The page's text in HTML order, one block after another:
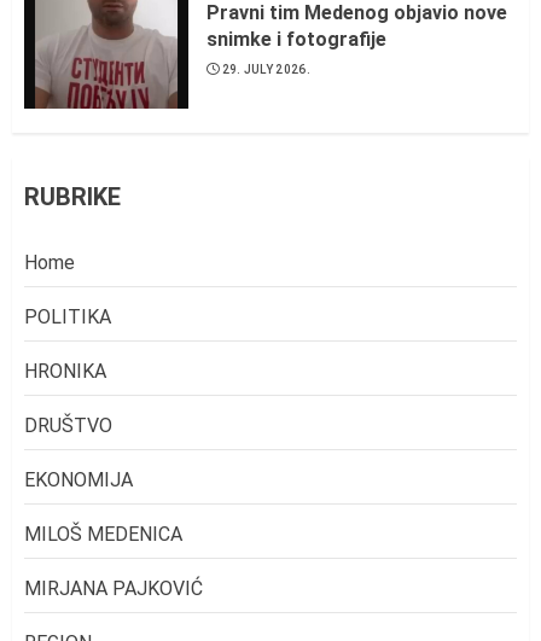
Pravni tim Medenog objavio nove
snimke i fotografije
29. JULY 2026.
RUBRIKE
Home
POLITIKA
HRONIKA
DRUŠTVO
EKONOMIJA
MILOŠ MEDENICA
MIRJANA PAJKOVIĆ